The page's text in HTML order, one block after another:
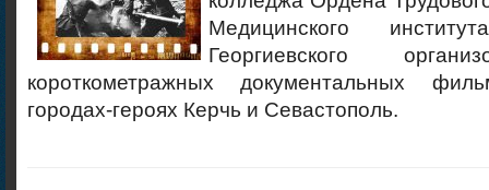
Медицинского
Георгиевского
короткометражных документальных
городах-героях Керчь и Севастополь.